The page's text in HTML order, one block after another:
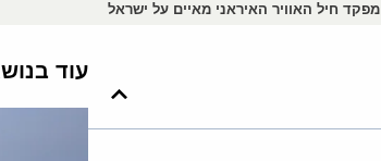
מפקד חיל האוויר האיראני מאיים על ישראל
עוד